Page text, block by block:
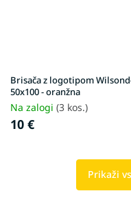
Brisača z logotipom
50x100 - oranžna
Na zalogi (3 kos.)
10 €
Prikaži